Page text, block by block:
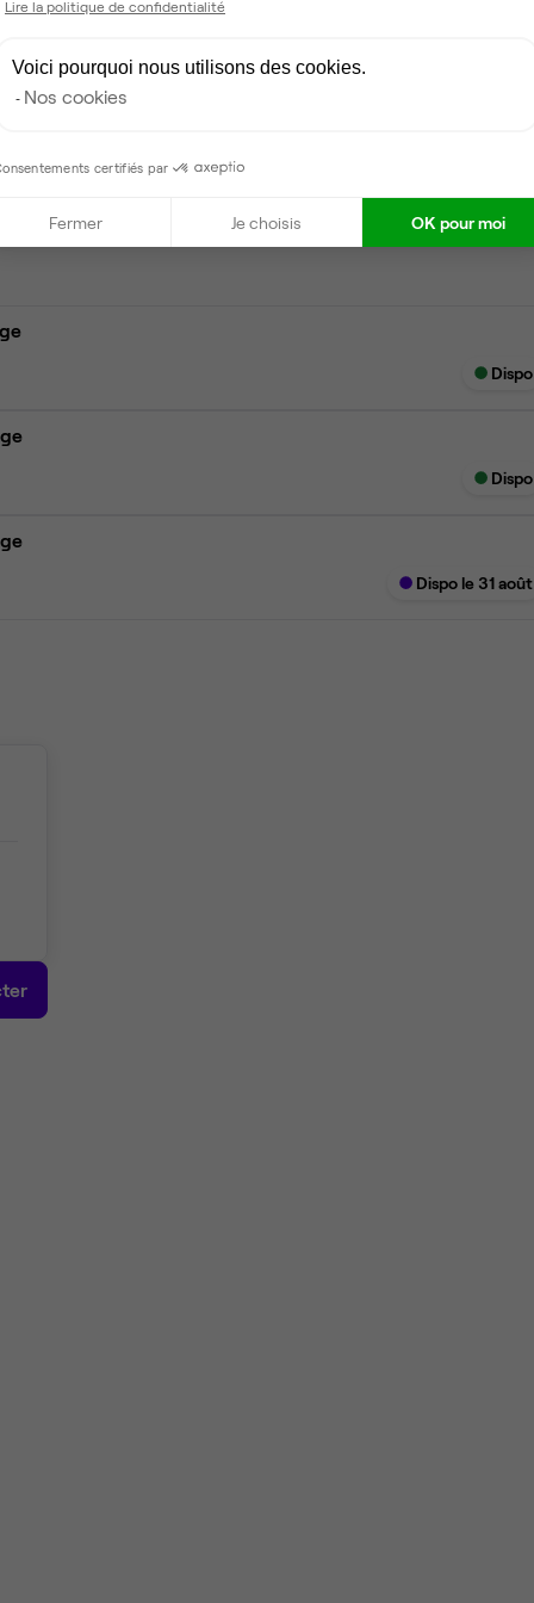
Dispo
Dispo
Dispo le 31 août
Lire la politique de confidentialité
Voici pourquoi nous utilisons des cookies.
Nos cookies
certifiés par
Fermer Je choisis OK pour moi